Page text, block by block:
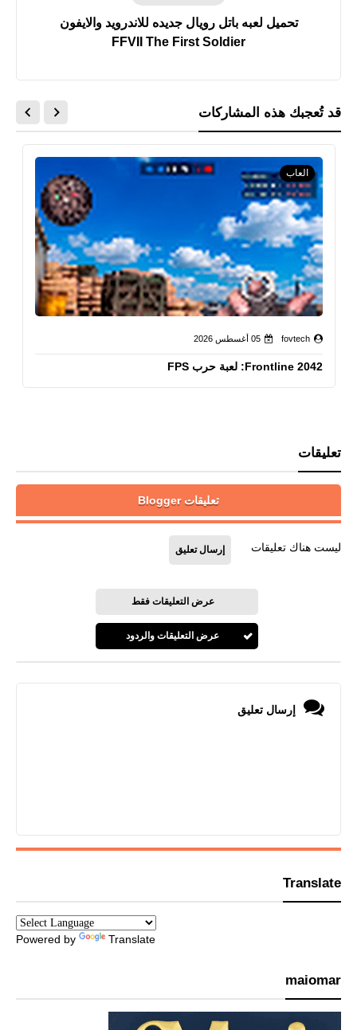
تحميل لعبه باتل رويال جديده للاندرويد والايفون
FFVII The First Soldier
قد تُعجبك هذه المشاركات
العاب
fovtech 05 أغسطس 2026
Frontline 2042: لعبة حرب FPS
تعليقات
تعليقات Blogger
ليست هناك تعليقات إرسال تعليق
عرض التعليقات فقط
عرض التعليقات والردود
إرسال تعليق
Translate
Powered by Translate
maiomar